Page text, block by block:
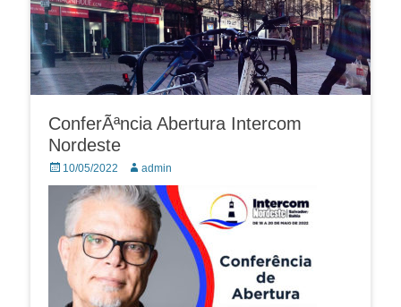
ConferÃªncia Abertura Intercom
Nordeste
Posted
on
10/05/2022 Autor:admin